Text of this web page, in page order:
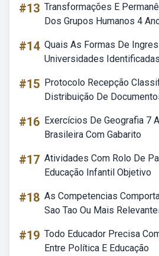
#13 Transformações E
Dos Grupos Humanos 4
#14 Quais As Formas De
Universidades Identificadas
#15 Protocolo Recepção
Distribuição De
#16 Exercícios De Geografia 7
Brasileira Com Gabarito
#17 Atividades Com Rolo De
Educação Infantil Objetivo
#18 As Competencias
Sao Tao Ou Mais
#19 Todo Educador Precisa
Entre Política E Educação